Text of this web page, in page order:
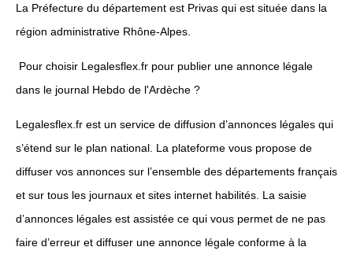
La Préfecture du département est Privas qui est située dans la
région administrative Rhône-Alpes.
Pour choisir Legalesflex.fr pour publier une annonce légale
dans le journal Hebdo de l'Ardèche ?
Legalesflex.fr est un service de diffusion d’annonces légales qui
s’étend sur le plan national. La plateforme vous propose de
diffuser vos annonces sur l’ensemble des départements français
et sur tous les journaux et sites internet habilités. La saisie
d’annonces légales est assistée ce qui vous permet de ne pas
faire d’erreur et diffuser une annonce légale conforme à la